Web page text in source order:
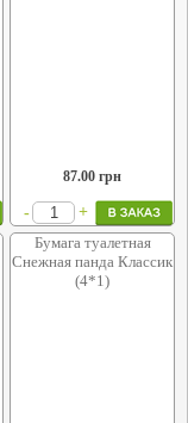
87.00 грн
-
+
Бумага туалетная
Снежная панда Классик
(4*1)